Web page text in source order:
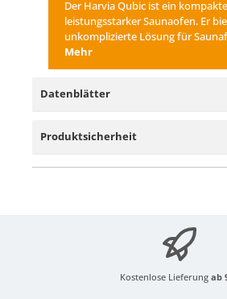
Der Harvia Qubic ist ein
leistungsstarker Saunaofen. Er
unkomplizierte Lösung für
Mehr
Datenblätter
Produktsicherheit
Kostenlose Lieferung ab